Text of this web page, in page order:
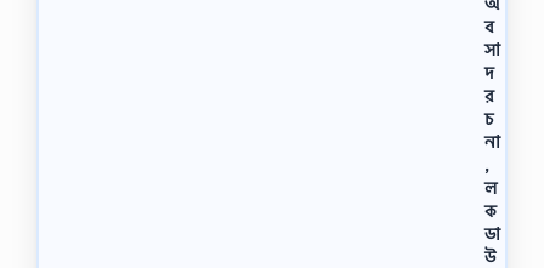
ব
সা
দ
র
চ
না
,
ল
ক
ডা
উ